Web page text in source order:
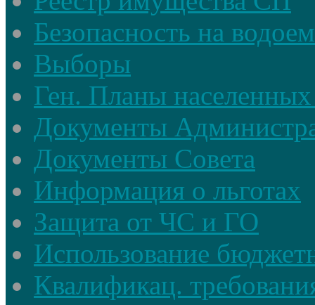
Безопасность на
Выборы
Ген. Планы
Документы
Документы Совета
Информация о льготах
Защита от ЧС и ГО
Использование
Квалификац.